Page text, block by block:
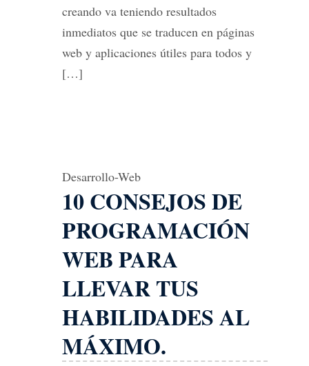
creando va teniendo resultados
inmediatos que se traducen en páginas
web y aplicaciones útiles para todos y
[…]
Desarrollo-Web
10 CONSEJOS DE
PROGRAMACIÓN
WEB PARA
LLEVAR TUS
HABILIDADES AL
MÁXIMO.